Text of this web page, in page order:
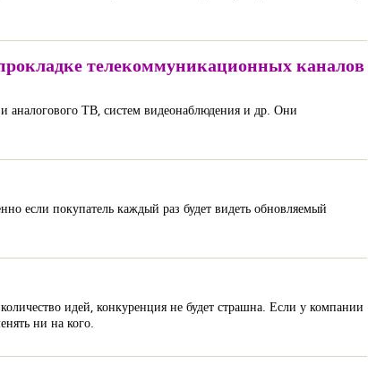
телекоммуникационных каналов
ТВ, систем видеонаблюдения и др. Они
если покупатель каждый раз будет видеть обновляемый
идей, конкуренция не будет страшна. Если у компании
ни на кого.